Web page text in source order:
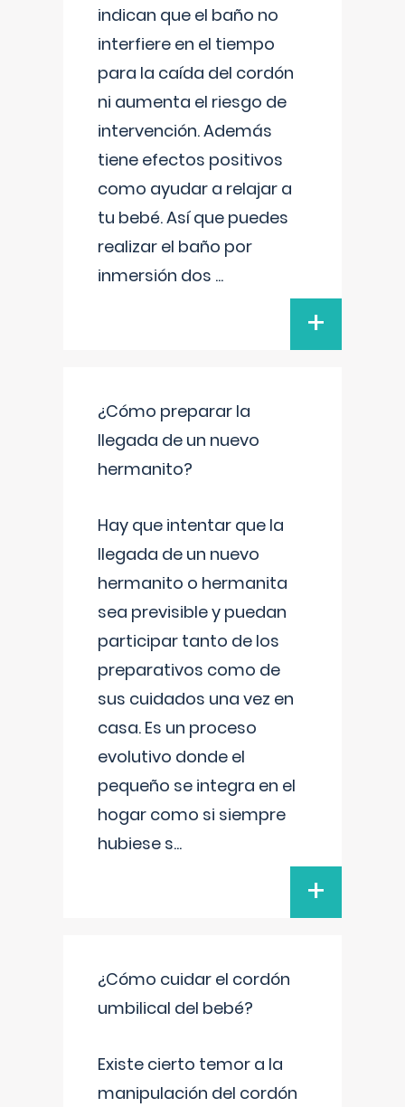
indican que el baño no
interfiere en el tiempo
para la caída del cordón
ni aumenta el riesgo de
intervención. Además
tiene efectos positivos
como ayudar a relajar a
tu bebé. Así que puedes
realizar el baño por
inmersión dos ...
+
¿Cómo preparar la
llegada de un nuevo
hermanito?
Hay que intentar que la
llegada de un nuevo
hermanito o hermanita
sea previsible y puedan
participar tanto de los
preparativos como de
sus cuidados una vez en
casa. Es un proceso
evolutivo donde el
pequeño se integra en el
hogar como si siempre
hubiese s...
+
¿Cómo cuidar el cordón
umbilical del bebé?
Existe cierto temor a la
manipulación del cordón